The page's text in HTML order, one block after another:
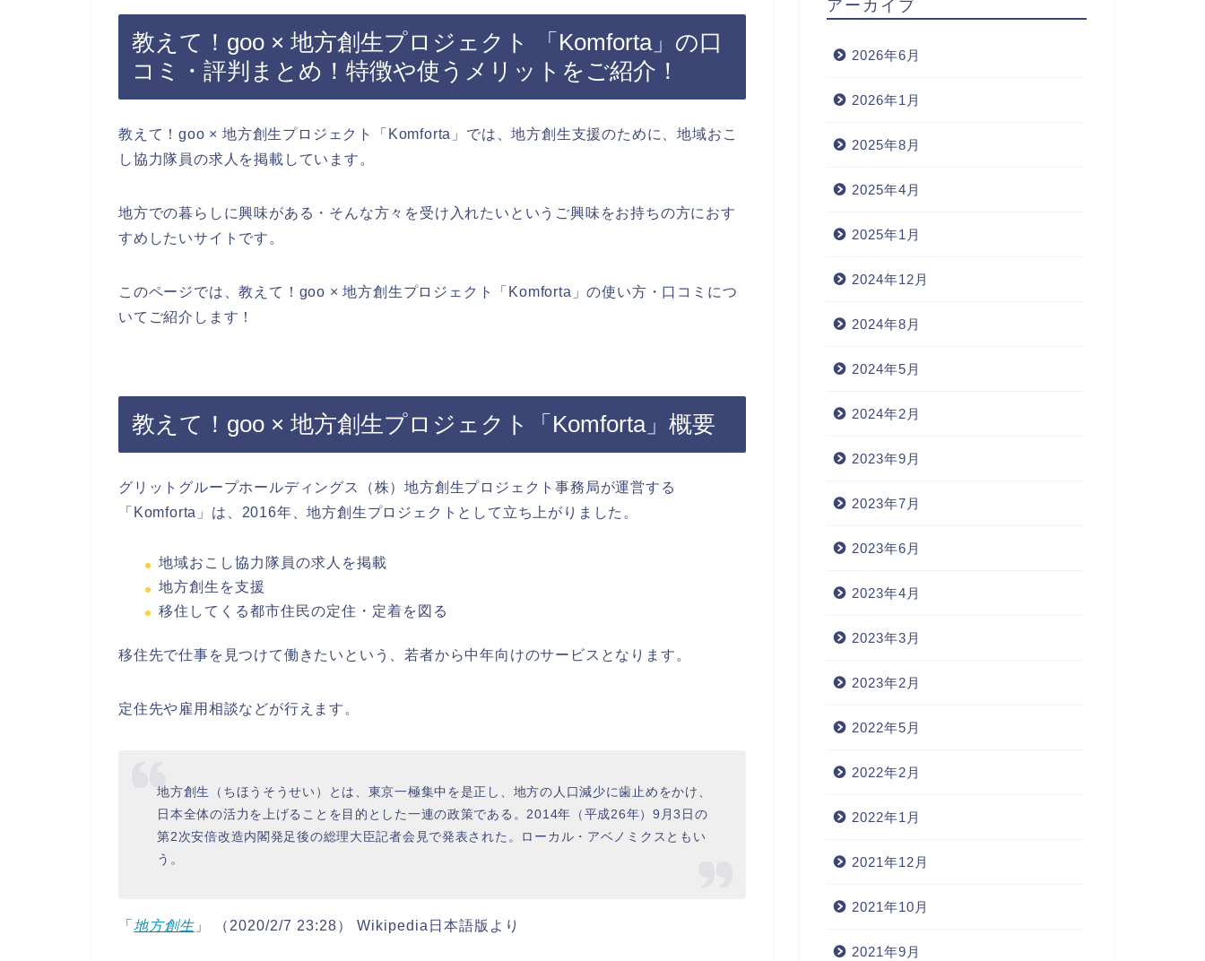
教えて！goo × 地方創生プロジェクト 「Komforta」の口
コミ・評判まとめ！特徴や使うメリットをご紹介！
教えて！goo × 地方創生プロジェクト「Komforta」では、地方創生支援のために、地域おこ
し協力隊員の求人を掲載しています。
地方での暮らしに興味がある・そんな方々を受け入れたいというご興味をお持ちの方におす
すめしたいサイトです。
このページでは、教えて！goo × 地方創生プロジェクト「Komforta」の使い方・口コミにつ
いてご紹介します！
教えて！goo × 地方創生プロジェクト「Komforta」概要
グリットグループホールディングス（株）地方創生プロジェクト事務局が運営する
「Komforta」は、2016年、地方創生プロジェクトとして立ち上がりました。
地域おこし協力隊員の求人を掲載
地方創生を支援
移住してくる都市住民の定住・定着を図る
移住先で仕事を見つけて働きたい という、若者から中年向けのサービスとなります。
定住先や雇用相談などが行えます。
地方創生（ちほうそうせい）とは、東京一極集中を是正し、地方の人口減少に歯止めをかけ、
日本全体の活力を上げることを目的とした一連の政策である。2014年（平成26年）9月3日の
第2次安倍改造内閣発足後の総理大臣記者会見で発表された。ローカル・アベノミクスともい
う。
「 地方創生 」 （2020/2/7 23:28） Wikipedia日本語版より
アーカイブ
2026年6月
2026年1月
2025年8月
2025年4月
2025年1月
2024年12月
2024年8月
2024年5月
2024年2月
2023年9月
2023年7月
2023年6月
2023年4月
2023年3月
2023年2月
2022年5月
2022年2月
2022年1月
2021年12月
2021年10月
2021年9月